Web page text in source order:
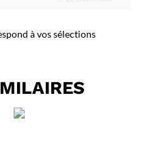
à vos sélections